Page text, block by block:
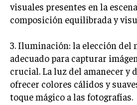
visuales presentes en la
composición equilibrada y
3. Iluminación: la elección del
adecuado para capturar
crucial. La luz del amanecer y
ofrecer colores cálidos y
toque mágico a las fotografías.